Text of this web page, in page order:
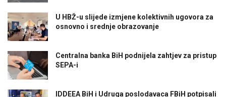
U HBŽ-u slijede izmjene kolektivnih ugovora za
osnovno i srednje obrazovanje
Centralna banka BiH podnijela zahtjev za pristup
SEPA-i
IDDEEA BiH i Udruga poslodavaca FBiH potpisali